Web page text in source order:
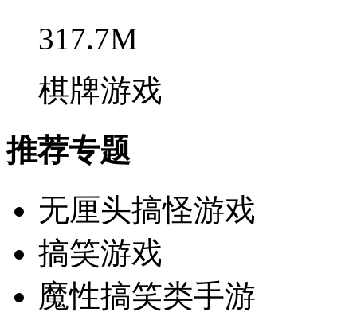
317.7M
棋牌游戏
推荐专题
无厘头搞怪游戏
搞笑游戏
魔性搞笑类手游